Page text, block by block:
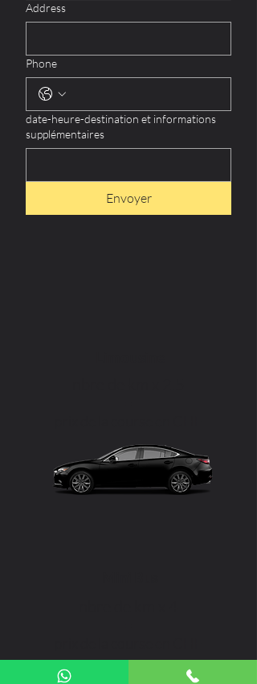
Address
Phone
date-heure-destination et informations
supplémentaires
Envoyer